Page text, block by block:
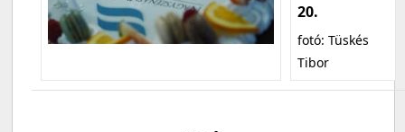
20.
fotó: Tüskés
Tibor